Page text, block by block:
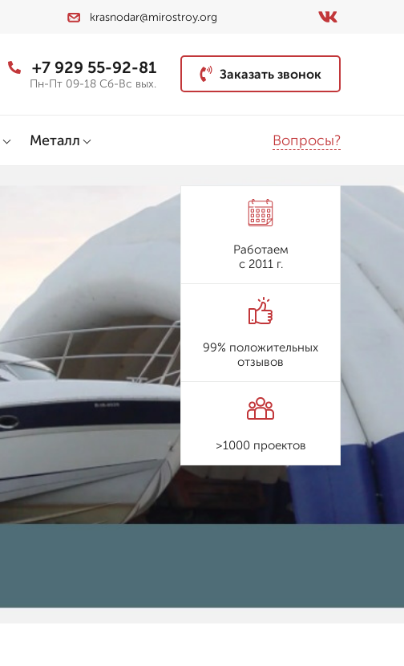
krasnodar@mirostroy.org
+7 929 55-92-81
Пн-Пт 09-18 Сб-Вс вых.
Заказать звонок
Металл Вопросы?
Работаем
с 2011 г.
99% положительных
отзывов
>1000 проектов